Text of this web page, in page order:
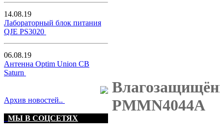
14.08.19
Лабораторный блок питания
QJE PS3020
06.08.19
Антенна Optim Union CB
Saturn
Архив новостей..
МЫ В СОЦСЕТЯХ
PMMN4044A